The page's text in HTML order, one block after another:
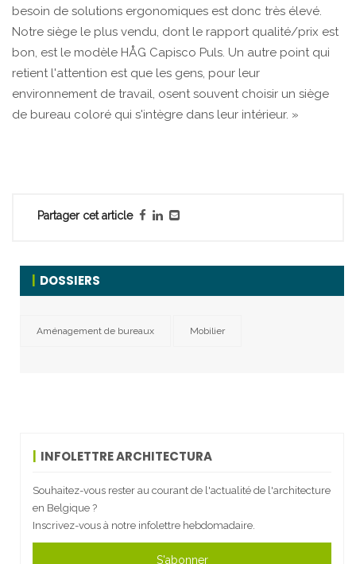
besoin de solutions ergonomiques est donc très élevé.
Notre siège le plus vendu, dont le rapport qualité/prix est
bon, est le modèle HÅG Capisco Puls. Un autre point qui
retient l'attention est que les gens, pour leur
environnement de travail, osent souvent choisir un siège
de bureau coloré qui s'intègre dans leur intérieur. »
Partager cet article
DOSSIERS
Aménagement de bureaux Mobilier
INFOLETTRE ARCHITECTURA
Souhaitez-vous rester au courant de l'actualité de l'architecture
en Belgique ?
Inscrivez-vous à notre infolettre hebdomadaire.
S'abonner